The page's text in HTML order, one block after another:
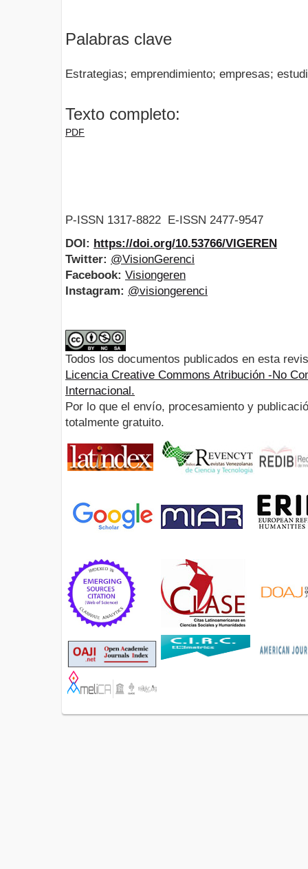
Palabras clave
Estrategias; emprendimiento; empresas;
Texto completo:
PDF
P-ISSN 1317-8822 E-ISSN 2477-9547
DOI: https://doi.org/10.53766/VIGEREN
Twitter: @VisionGerenci
Facebook: Visiongeren
Instagram: @visiongerenci
Todos los documentos publicados en esta
Licencia Creative Commons Atribución -No
Internacional.
Por lo que el envío, procesamiento y
totalmente gratuito.